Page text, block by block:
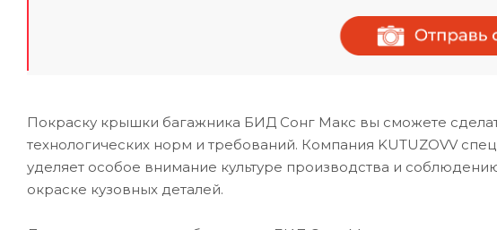
Покраску крышки багажника БИД Сонг Макс вы сможете
технологических норм и требований. Компания KUTUZOVV
уделяет особое внимание культуре производства и
окраске кузовных деталей.